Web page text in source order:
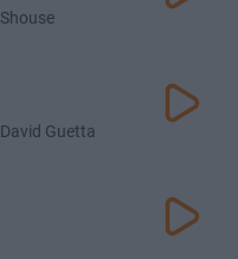
Shouse
David Guetta